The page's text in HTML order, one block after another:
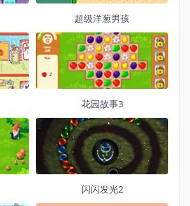
超级洋葱男孩
花园故事3
闪闪发光2